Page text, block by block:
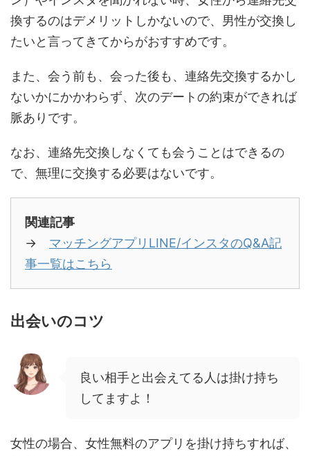
換するのはデメリットしかないので、男性が交換し
たいと言ってきてからがおすすめです。
また、会う前も、会った後も、連絡先交換するかし
ないかにかかわらず、次のデートの約束ができれば
脈ありです。
なお、連絡先交換しなくても会うことはできるの
で、無理に交換する必要はないです。
関連記事
→ マッチングアプリLINE/インスタのQ&A記
事一覧はこちら
出会いのコツ
良い相手と出会えてる人は掛け持ち
してますよ！
女性の場合、女性無料のアプリを掛け持ちすれば、